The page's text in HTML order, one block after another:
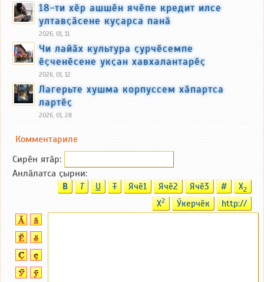
18-ти хӗр ашшӗн ячӗпе кредит илсе
ултавҫӑсене куҫарса панӑ
2026, 01, 11
Чи лайӑх культура ҫурчӗсемпе
ӗҫченӗсене укҫан хавхалантарӗҫ
2026, 01, 12
Лагерьте хушма корпуссем хӑпартса
лартӗҫ
2026, 01, 28
Комментариле
Сирӗн ятӑp:
Анлӑлатса ҫырни:
B T U T Ячӗ1 Ячӗ2 Ячӗ3 # X2
X2 Ӳкерчӗк http://